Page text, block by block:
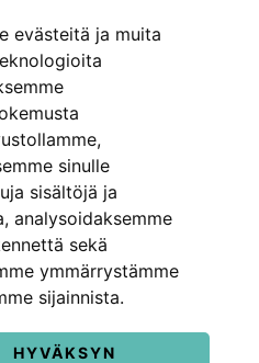
evästeitä ja muita
sinulle
sisältöjä ja
analysoidaksemme
sekä
ymmärrystämme
sijainnista.
HYVÄKSYN
SEARCH BUTTON